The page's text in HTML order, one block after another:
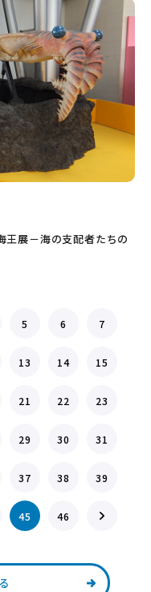
王展－海の支配者たちの
5 6 7
13 14 15
21 22 23
29 30 31
37 38 39
45 46